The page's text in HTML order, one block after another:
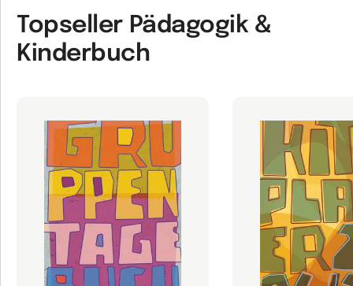
Topseller Pädagogik &
Kinderbuch